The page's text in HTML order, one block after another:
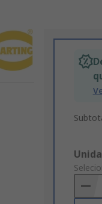
Add
to
Basket